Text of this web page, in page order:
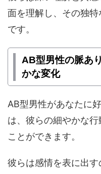
面を理解し、その独
です。
AB型男性の脈あ
かな変化
AB型男性があなたに
は、彼らの細やかな
ことができます。
彼らは感情を表に出す